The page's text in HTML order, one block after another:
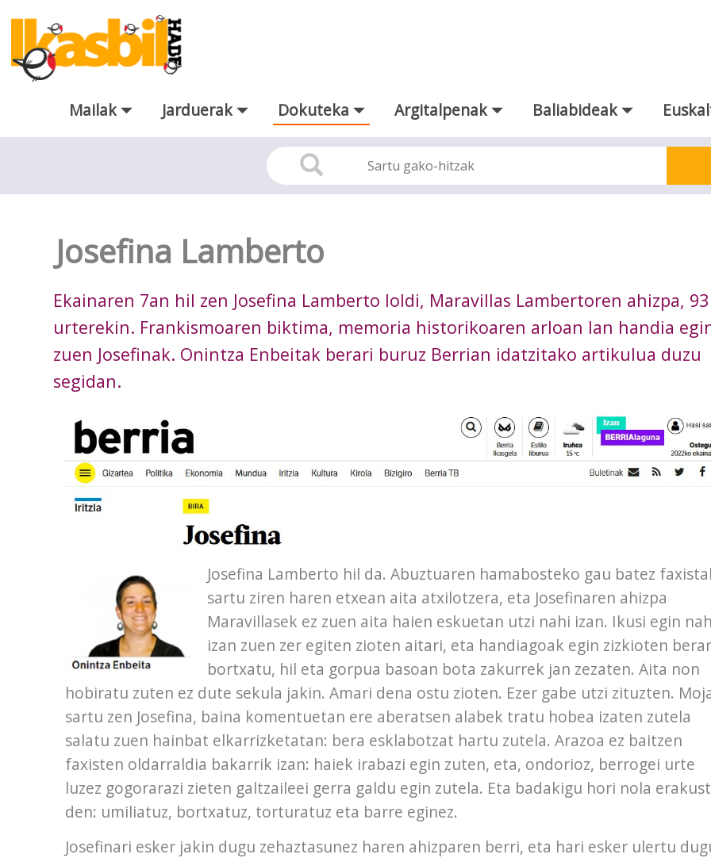
Eduki nagusira joan
Mailak Jarduerak Dokuteka Argitalpenak Baliabideak
Josefina Lamberto
Ekainaren 7an hil zen Josefina Lamberto Ioldi, Maravillas Lambertoren ahizpa, 93
urterekin. Frankismoaren biktima, memoria historikoaren arloan lan handia
zuen Josefinak. Onintza Enbeitak berari buruz Berrian idatzitako artikulua duzu
segidan.
Josefina Lamberto hil da. Abuztuaren hamabosteko gau batez
sartu ziren haren etxean aita atxilotzera, eta Josefinaren ahizpa
Maravillasek ez zuen aita haien eskuetan utzi nahi izan. Ikusi egin
izan zuen zer egiten zioten aitari, eta handiagoak egin zizkioten
bortxatu, hil eta gorpua basoan bota zakurrek jan zezaten. Aita non
hobiratu zuten ez dute sekula jakin. Amari dena ostu zioten. Ezer gabe utzi zituzten.
sartu zen Josefina, baina komentuetan ere aberatsen alabek tratu hobea izaten zutela
salatu zuen hainbat elkarrizketatan: bera esklabotzat hartu zutela. Arazoa ez baitzen
faxisten oldarraldia bakarrik izan: haiek irabazi egin zuten, eta, ondorioz, berrogei urte
luzez gogorarazi zieten galtzaileei gerra galdu egin zutela. Eta badakigu hori nola
den: umiliatuz, bortxatuz, torturatuz eta barre eginez.
Josefinari esker jakin dugu zehaztasunez haren ahizparen berri, eta hari esker ulertu